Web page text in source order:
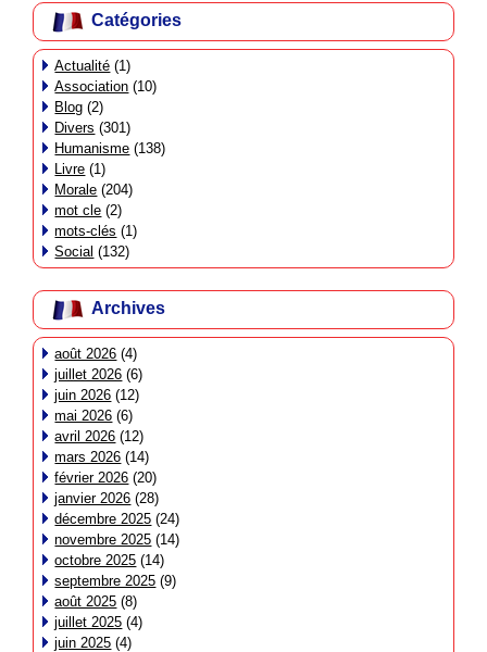
Catégories
Actualité (1)
Association (10)
Blog (2)
Divers (301)
Humanisme (138)
Livre (1)
Morale (204)
mot cle (2)
mots-clés (1)
Social (132)
Archives
août 2026 (4)
juillet 2026 (6)
juin 2026 (12)
mai 2026 (6)
avril 2026 (12)
mars 2026 (14)
février 2026 (20)
janvier 2026 (28)
décembre 2025 (24)
novembre 2025 (14)
octobre 2025 (14)
septembre 2025 (9)
août 2025 (8)
juillet 2025 (4)
juin 2025 (4)